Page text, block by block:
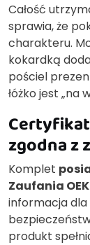
Całość
sprawia, że
charakteru.
kokardką
pościel
łóżko jest „na
Certyfikat
zgodna z
Komplet
Zaufania
informacja
produkt